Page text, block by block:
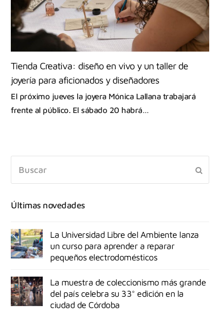
Tienda Creativa: diseño en vivo y un taller de
joyería para aficionados y diseñadores
El próximo jueves la joyera Mónica Lallana trabajará
frente al público. El sábado 20 habrá…
Últimas novedades
La Universidad Libre del Ambiente lanza
un curso para aprender a reparar
pequeños electrodomésticos
La muestra de coleccionismo más grande
del país celebra su 33° edición en la
ciudad de Córdoba